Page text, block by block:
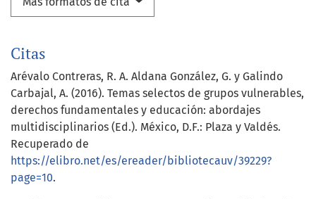
Citas
Arévalo Contreras, R. A. Aldana González, G. y Galindo
Carbajal, A. (2016). Temas selectos de grupos vulnerables,
derechos fundamentales y educación: abordajes
multidisciplinarios (Ed.). México, D.F.: Plaza y Valdés.
Recuperado de
https://elibro.net/es/ereader/bibliotecauv/39229?
page=10.